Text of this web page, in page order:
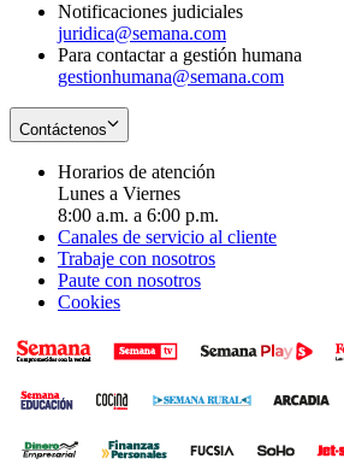
Notificaciones judiciales
juridica@semana.com
Para contactar a gestión humana
gestionhumana@semana.com
Contáctenos
Horarios de atención
Lunes a Viernes
8:00 a.m. a 6:00 p.m.
Canales de servicio al cliente
Trabaje con nosotros
Paute con nosotros
Cookies